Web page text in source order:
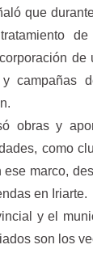
que
de
de
campañas
obras y
como
ese marco,
en Iriarte.
y el
son los